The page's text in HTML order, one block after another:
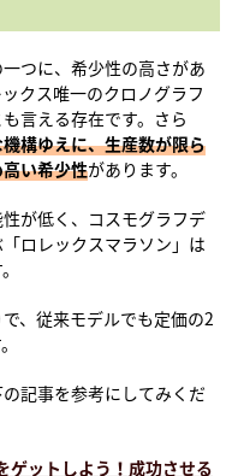
つに、希少性の高さがあ
クス唯一のクロノグラフ
言える存在です。さら
構ゆえに、生産数が限ら
い希少性があります。
が低く、コスモグラフデ
ロレックスマラソン」は
、従来モデルでも定価の2
記事を参考にしてみくだ
ゲットしよう！成功させる